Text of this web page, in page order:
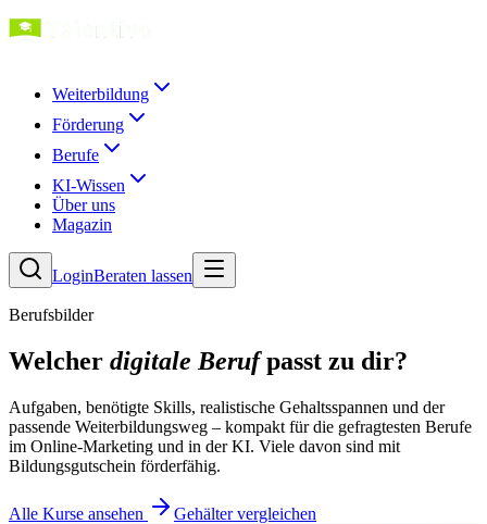
Weiterbildung
Förderung
Berufe
KI-Wissen
Über uns
Magazin
LoginBeraten lassen
Berufsbilder
Welcher digitale Berufpasst zu dir?
Aufgaben, benötigte Skills, realistische Gehaltsspannen und der
passende Weiterbildungsweg – kompakt für die gefragtesten Berufe
im Online-Marketing und in der KI. Viele davon sind mit
Bildungsgutschein förderfähig.
Alle Kurse ansehen Gehälter vergleichen